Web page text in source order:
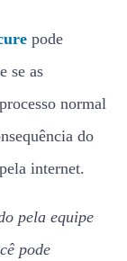
pode
se as
normal
do
internet.
pela equipe
pode